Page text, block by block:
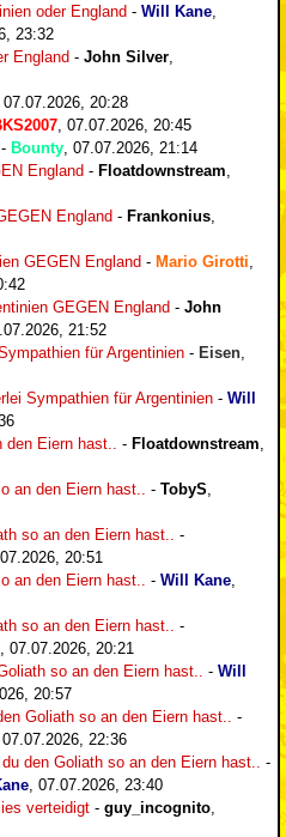
oder England - Will Kane,
23:32
England - John Silver,
07.07.2026, 20:28
, 07.07.2026, 20:45
- Bounty, 07.07.2026, 21:14
England - Floatdownstream,
England - Frankonius,
GEGEN England - Mario Girotti,
GEGEN England - John
21:52
für Argentinien - Eisen,
Sympathien für Argentinien - Will
den Eiern hast.. - Floatdownstream,
an den Eiern hast.. - TobyS,
so an den Eiern hast.. -
20:51
an den Eiern hast.. - Will Kane,
so an den Eiern hast.. -
, 07.07.2026, 20:21
so an den Eiern hast.. - Will
20:57
Goliath so an den Eiern hast.. -
07.07.2026, 22:36
den Goliath so an den Eiern hast.. -
, 07.07.2026, 23:40
verteidigt - guy_incognito,